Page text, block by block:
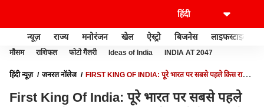
न्यूज़ राज्य मनोरंजन खेल ऐस्ट्रो बिजनेस लाइफस्टाइल
मौसम राशिफल फोटो गैलरी Ideas of India INDIA AT 2047
हिंदी न्यूज़ जनरल नॉलेज
FIRST KING OF INDIA: पूरे भारत पर सबसे पहले किस राजा
First King Of India: पूरे भारत पर सबसे पहले